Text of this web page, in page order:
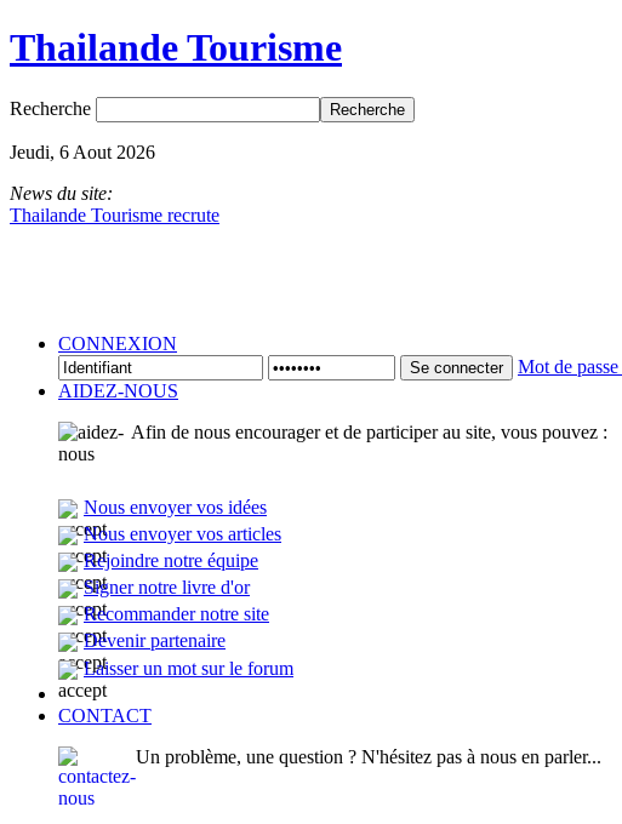
Thailande Tourisme
Recherche
Jeudi, 6 Aout 2026
News du site:
Thailande Tourisme recrute
CONNEXION
Se connecter Mot de
AIDEZ-NOUS
Afin de nous encourager et de participer au site, vous pouvez :
Nous envoyer vos idées
Nous envoyer vos articles
Rejoindre notre équipe
Signer notre livre d'or
Recommander notre site
Devenir partenaire
Laisser un mot sur le forum
CONTACT
Un problème, une question ? N'hésitez pas à nous en parler...